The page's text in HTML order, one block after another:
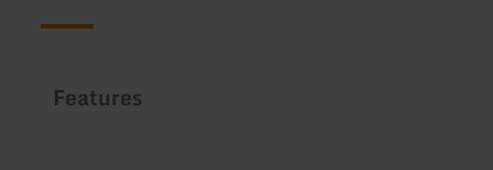
Features